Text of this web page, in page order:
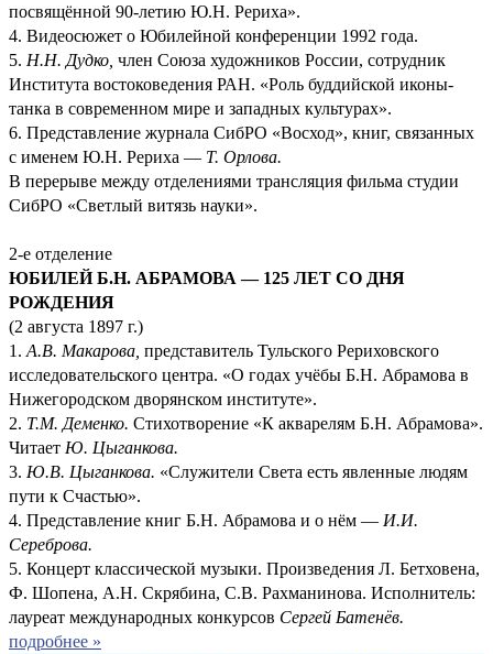
посвящённой 90-летию Ю.Н. Рериха».
4. Видеосюжет о Юбилейной конференции 1992 года.
5. Н.Н. Дудко, член Союза художников России, сотрудник
Института востоковедения РАН. «Роль буддийской иконы-
танка в современном мире и западных культурах».
6. Представление журнала СибРО «Восход», книг, связанных
с именем Ю.Н. Рериха — Т. Орлова.
В перерыве между отделениями трансляция фильма студии
СибРО «Светлый витязь науки».
2-е отделение
ЮБИЛЕЙ Б.Н. АБРАМОВА — 125 ЛЕТ СО ДНЯ
РОЖДЕНИЯ
(2 августа 1897 г.)
1. А.В. Макарова, представитель Тульского Рериховского
исследовательского центра. «О годах учёбы Б.Н. Абрамова в
Нижегородском дворянском институте».
2. Т.М. Деменко. Стихотворение «К акварелям Б.Н. Абрамова».
Читает Ю. Цыганкова.
3. Ю.В. Цыганкова. «Служители Света есть явленные людям
пути к Счастью».
4. Представление книг Б.Н. Абрамова и о нём — И.И.
Сереброва.
5. Концерт классической музыки. Произведения Л. Бетховена,
Ф. Шопена, А.Н. Скрябина, С.В. Рахманинова. Исполнитель:
лауреат международных конкурсов Сергей Батенёв.
подробнее »